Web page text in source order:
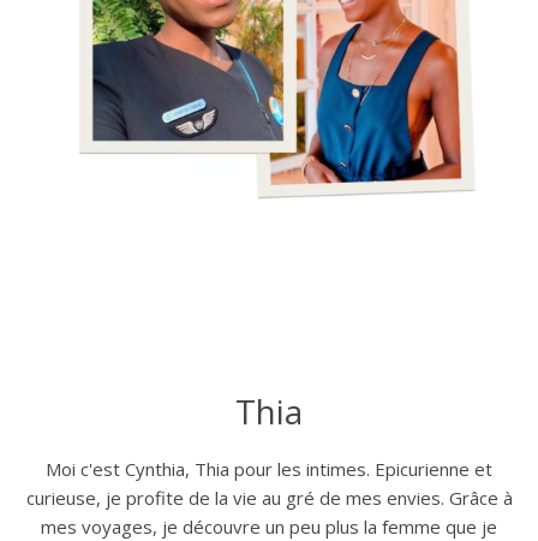
Thia
Moi c'est Cynthia, Thia pour les intimes. Epicurienne et
curieuse, je profite de la vie au gré de mes envies. Grâce à
mes voyages, je découvre un peu plus la femme que je